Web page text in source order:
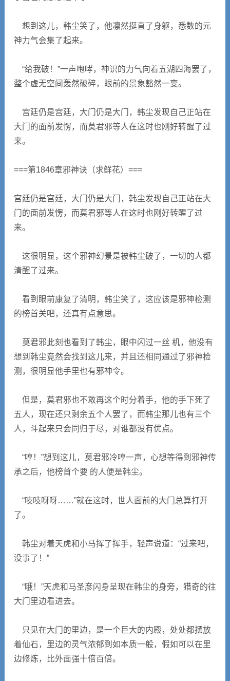
想到这儿，韩尘笑了，他凛然挺直了身躯，悉数的元
神力气会集了起来。
“给我破！”一声咆哮，神识的力气向着五湖四海罢了，
整个虚无空间轰然破碎，眼前的景象豁然一变。
宫廷仍是宫廷，大门仍是大门，韩尘发现自己正站在
大门的面前发愣，而莫君邪等人在这时也刚好转醒了过
来。
===第1846章邪神诀（求鲜花）===
宫廷仍是宫廷，大门仍是大门，韩尘发现自己正站在大
门的面前发愣，而莫君邪等人在这时也刚好转醒了过
来。
这很明显，这个邪神幻景是被韩尘破了，一切的人都
清醒了过来。
看到眼前康复了清明，韩尘笑了，这应该是邪神检测
的榜首关吧，还真有点意思。
莫君邪此刻也看到了韩尘，眼中闪过一丝 机，他没有
想到韩尘竟然会找到这儿来，并且还相同通过了邪神检
测，很明显他手里也有邪神令。
但是，莫君邪也不敢再这个时分着手，他的手下死了
五人，现在还只剩余五个人罢了，而韩尘那儿也有三个
人，斗起来只会同归于尽，对谁都没有优点。
“哼！”想到这儿，莫君邪冷哼一声，心想等得到邪神传
承之后，他榜首个要 的人便是韩尘。
“吱吱呀呀……”就在这时，世人面前的大门总算打开
了。
韩尘对着天虎和小马挥了挥手，轻声说道：“过来吧，
没事了！”
“哦！”天虎和马圣彦闪身呈现在韩尘的身旁，猎奇的往
大门里边看进去。
只见在大门的里边，是一个巨大的内殿，处处都摆放
着仙石，里边的灵气浓郁到如本质一般，假如可以在里
边修炼，比外面强十倍百倍。